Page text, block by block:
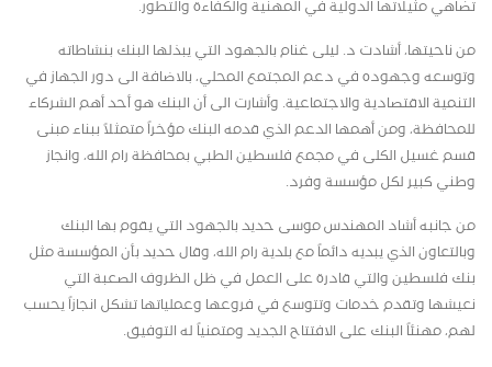
تضاهي مثيلاتها الدولية في المهنية والكفاءة والتطور.
من ناحيتها، أشادت د. ليلى غنام بالجهود التي يبذلها البنك بنشاطاته
وتوسعه وجهوده في دعم المجتمع المحلي، بالاضافة الى دور الجهاز في
التنمية الاقتصادية والاجتماعية. وأشارت الى أن البنك هو أحد أهم الشركاء
للمحافظة، ومن أهمها الدعم الذي قدمه البنك مؤخراً متمثلاً ببناء مبنى
قسم غسيل الكلى في مجمع فلسطين الطبي بمحافظة رام الله، وانجاز
وطني كبير لكل مؤسسة وفرد.
من جانبه أشاد المهندس موسى حديد بالجهود التي يقوم بها البنك
وبالتعاون الذي يبديه دائماً مع بلدية رام الله، وقال حديد بأن المؤسسة مثل
بنك فلسطين والتي قادرة على العمل في ظل الظروف الصعبة التي
نعيشها وتقدم خدمات وتتوسع في فروعها وعملياتها تشكل انجازاً يحسب
لهم، مهنئاً البنك على الافتتاح الجديد ومتمنياً له التوفيق.